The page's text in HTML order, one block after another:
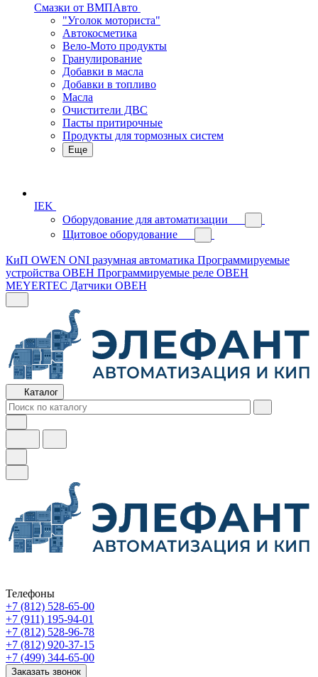
Смазки от ВМПАвто
"Уголок моториста"
Автокосметика
Вело-Мото продукты
Гранулирование
Добавки в масла
Добавки в топливо
Масла
Очистители ДВС
Пасты притирочные
Продукты для тормозных систем
Еще
IEK
Оборудование для автоматизации
Щитовое оборудование
КиП OWEN ONI разумная автоматика Программируемые
устройства ОВЕН Программируемые реле ОВЕН
MEYERTEC Датчики ОВЕН
Каталог
Телефоны
+7 (812) 528-65-00
+7 (911) 195-94-01
+7 (812) 528-96-78
+7 (812) 920-37-15
+7 (499) 344-65-00
Заказать звонок